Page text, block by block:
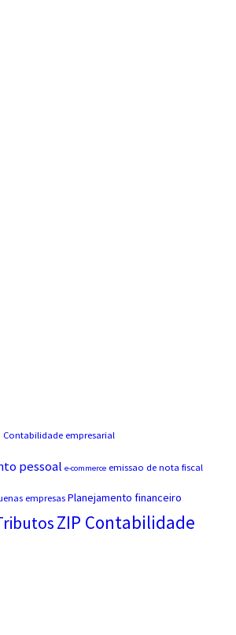
Contabilidade empresarial
pessoal e-commerce emissao de nota fiscal
empresasPlanejamento financeiro
ZIP Contabilidade